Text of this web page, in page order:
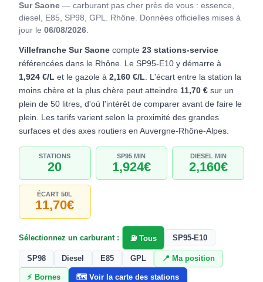
Sur Saone — carburant pas cher près de vous : essence,
diesel, E85, SP98, GPL. Rhône. Données officielles mises à
jour le 06/08/2026.
Villefranche Sur Saone compte 23 stations-service
référencées dans le Rhône. Le SP95-E10 y démarre à
1,924 €/L et le gazole à 2,160 €/L. L'écart entre la station la
moins chère et la plus chère peut atteindre 11,70 € sur un
plein de 50 litres, d'où l'intérêt de comparer avant de faire le
plein. Les tarifs varient selon la proximité des grandes
surfaces et des axes routiers en Auvergne-Rhône-Alpes.
STATIONS
20
SP95 MIN
1,924€
DIESEL MIN
2,160€
ÉCART 50L
11,70€
Sélectionnez un carburant : ⛽ Tous SP95-E10
SP98 Diesel E85 GPL 📍 Ma position
⚡ Bornes 🗺️ Voir la carte des stations